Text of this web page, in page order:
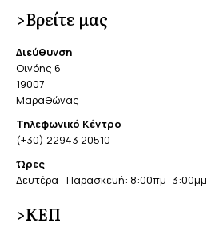
>Βρείτε μας
Διεύθυνση
Οινόης 6
19007
Μαραθώνας
Τηλεφωνικό Κέντρο
(+30) 22943 20510
Ώρες
Δευτέρα—Παρασκευή: 8:00πμ–3:00μμ
>ΚΕΠ